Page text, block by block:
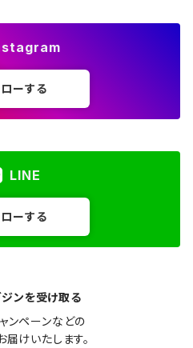
ーする
LINE
ーする
ンを受け取る
ンペーンなどの
けいたします。